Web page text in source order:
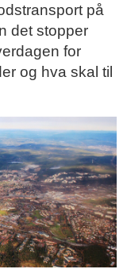
på
det stopper
for
og hva skal til